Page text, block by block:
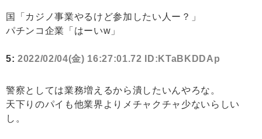
国「カジノ事業やるけど参加したい人ー？」
パチンコ企業「はーいw」
5: 2022/02/04(金) 16:27:01.72 ID:KTaBKDDAp
警察としては業務増えるから潰したいんやろな。
天下りのパイも他業界よりメチャクチャ少ないらしい
し。